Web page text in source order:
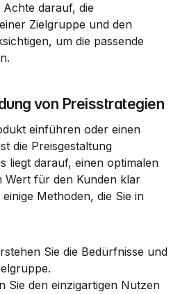
von Preisstrategien
einführen oder einen
die Preisgestaltung
liegt darauf, einen optimalen
Wert für den Kunden klar
Methoden, die Sie in
Sie die Bedürfnisse und
Sie den einzigartigen Nutzen